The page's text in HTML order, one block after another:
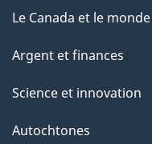
Le Canada et le monde
Argent et finances
Science et innovation
Autochtones